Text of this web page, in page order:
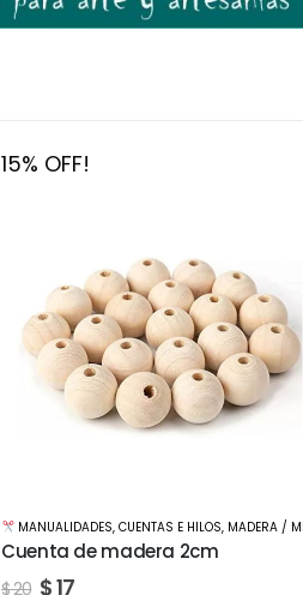
15% OFF!
MANUALIDADES,CUENTAS E HILOS,MADERA / MDF
Cuenta de madera 2cm
$20 $17